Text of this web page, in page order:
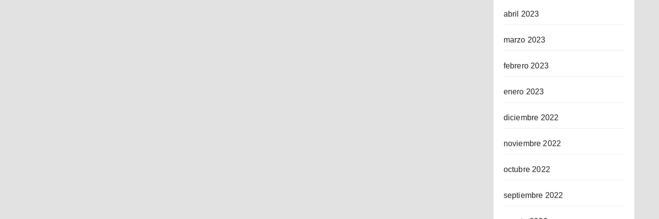
abril 2023
marzo 2023
febrero 2023
enero 2023
diciembre 2022
noviembre 2022
octubre 2022
septiembre 2022